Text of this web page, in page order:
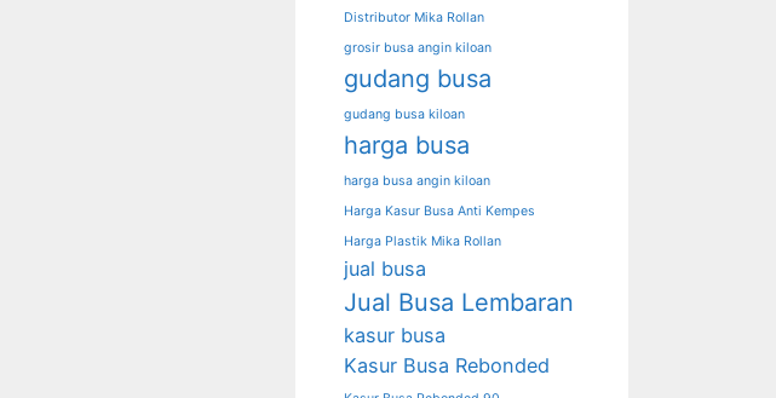
Distributor Mika Rollan
grosir busa angin kiloan
gudang busa
gudang busa kiloan
harga busa
harga busa angin kiloan
Harga Kasur Busa Anti Kempes
Harga Plastik Mika Rollan
jual busa
Jual Busa Lembaran
kasur busa
Kasur Busa Rebonded